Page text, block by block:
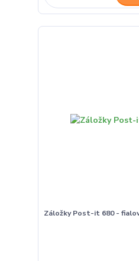
Záložky Post-it 680 -